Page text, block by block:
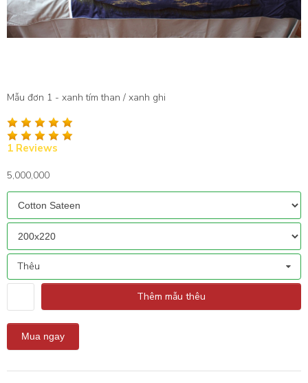
Mẫu đơn 1 - xanh tím than / xanh ghi
1 Reviews
5,000,000
Thêu
Thêm mẫu thêu